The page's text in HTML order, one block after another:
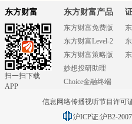
东方财富
扫一扫下载
APP
东方财富产品
东方财富免费版
东方财富Level-2
东方财富策略版
妙想投研助理
Choice金融终端
信息网络传播视听节目许可
沪ICP证:沪B2-